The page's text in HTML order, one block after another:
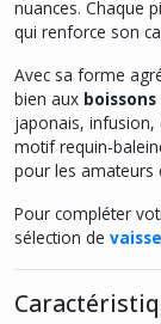
nuances. Chaque
qui renforce son
Avec sa forme
bien aux
japonais, infusion,
motif requin-
pour les amateurs
Pour compléter
sélection de